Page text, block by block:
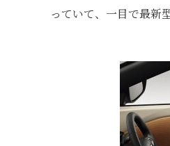
っていて、一目で最新